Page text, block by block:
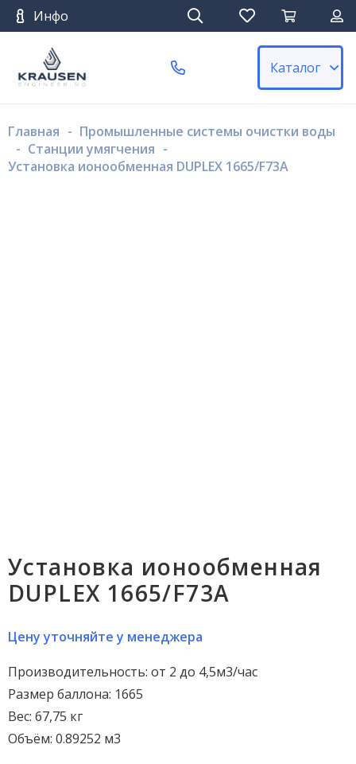
Инфо
Каталог
Главная - Промышленные системы очистки воды
- Станции умягчения -
Установка ионообменная DUPLEX 1665/F73A
Установка ионообменная
DUPLEX 1665/F73A
Цену уточняйте у менеджера
Производительность: от 2 до 4,5м3/час
Размер баллона: 1665
Вес: 67,75 кг
Объём: 0.89252 м3